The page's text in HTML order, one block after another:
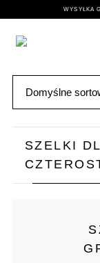
WYSYŁKA
SZELKI